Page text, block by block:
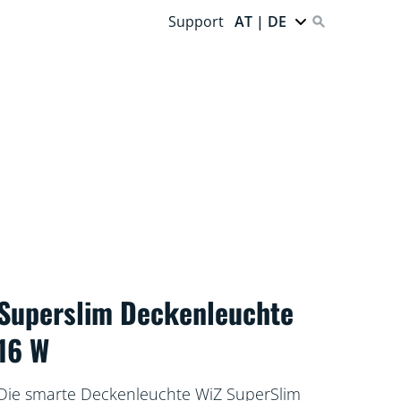
Support AT | DE
Deckenleuchte
W
smarte Deckenleuchte WiZ SuperSlim